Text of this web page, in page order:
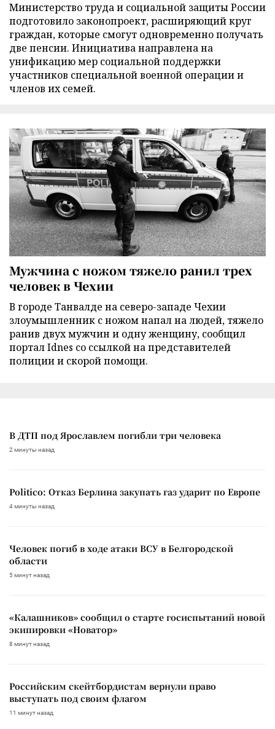
Министерство труда и социальной защиты России
подготовило законопроект, расширяющий круг
граждан, которые смогут одновременно получать
две пенсии. Инициатива направлена на
унификацию мер социальной поддержки
участников специальной военной операции и
членов их семей.
Мужчина с ножом тяжело ранил трех
человек в Чехии
В городе Танвалде на северо-западе Чехии
злоумышленник с ножом напал на людей, тяжело
ранив двух мужчин и одну женщину, сообщил
портал Idnes со ссылкой на представителей
полиции и скорой помощи.
В ДТП под Ярославлем погибли три человека
2 минуты назад
Politico: Отказ Берлина закупать газ ударит по Европе
4 минуты назад
Человек погиб в ходе атаки ВСУ в Белгородской
области
5 минут назад
«Калашников» сообщил о старте госиспытаний новой
экипировки «Новатор»
8 минут назад
Российским скейтбордистам вернули право
выступать под своим флагом
11 минут назад